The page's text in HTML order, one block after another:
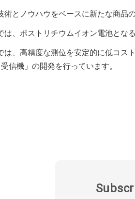
とノウハウをベースに新たな商品
は、ポストリチウムイオン電池とな
は、高精度な測位を安定的に低コ
信機」の開発を行っています。